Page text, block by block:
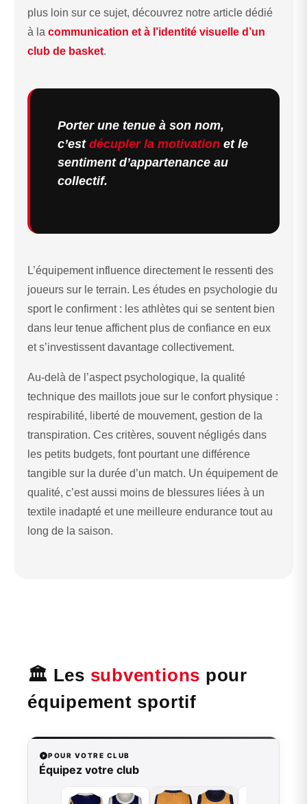
plus loin sur ce sujet, découvrez notre article dédié
à la communication et à l’identité visuelle d’un
club de basket.
Porter une tenue à son nom,
c’estdécupler la motivation et le
sentiment d’appartenance au
collectif.
L’équipement influence directement le ressenti des
joueurs sur le terrain. Les études en psychologie du
sport le confirment : les athlètes qui se sentent bien
dans leur tenue affichent plus de confiance en eux
et s’investissent davantage collectivement.
Au-delà de l’aspect psychologique, la qualité
technique des maillots joue sur le confort physique :
respirabilité, liberté de mouvement, gestion de la
transpiration. Ces critères, souvent négligés dans
les petits budgets, font pourtant une différence
tangible sur la durée d’un match. Un équipement de
qualité, c’est aussi moins de blessures liées à un
textile inadapté et une meilleure endurance tout au
long de la saison.
🏛️ Les subventions pour
équipement sportif
POUR VOTRE CLUB
Équipez votre club